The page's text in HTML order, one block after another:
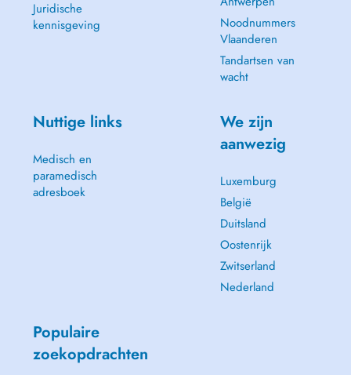
Juridische
kennisgeving
Noodnummers
Vlaanderen
Tandartsen van
wacht
Nuttige links
Medisch en
paramedisch
adresboek
We zijn
aanwezig
Luxemburg
België
Duitsland
Oostenrijk
Zwitserland
Nederland
Populaire
zoekopdrachten